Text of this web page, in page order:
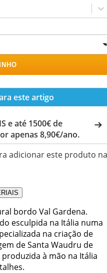
este artigo
e até 1500€ de
apenas 8,90€/ano.
adicionar este produto na
bordo Val Gardena.
esculpida na Itália numa
na criação de
de Santa Waudru de
à mão na Itália